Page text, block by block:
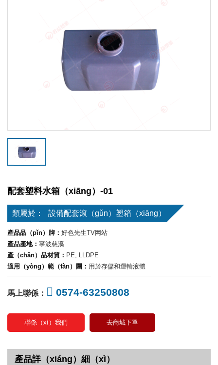
配套塑料水箱（xiāng）-01
類屬於： 設備配套滾（gǔn）塑箱（xiāng）
產品品（pǐn）牌： 好色先生TV网站
產品產地： 寧波慈溪
產（chǎn）品材質： PE, LLDPE
適用（yòng）範（fàn）圍： 用於存儲和運輸液體
馬上聯係： 0574-63250808
聯係（xì）我們 去商城下單
產品詳（xiáng）細（xì）